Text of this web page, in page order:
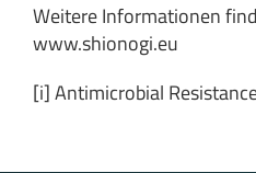
Weitere Informationen
www.shionogi.eu
[i]Antimicrobial